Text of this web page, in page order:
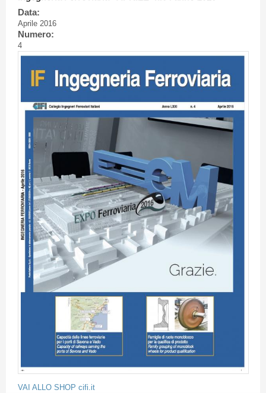
Data:
Aprile 2016
Numero:
4
VAI ALLO SHOP cifi.it